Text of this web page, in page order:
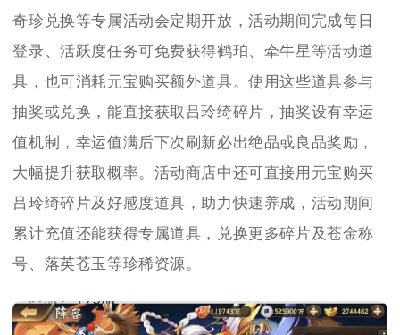
奇珍兑换等专属活动会定期开放，活动期间完成每日
登录、活跃度任务可免费获得鹤珀、牵牛星等活动道
具，也可消耗元宝购买额外道具。使用这些道具参与
抽奖或兑换，能直接获取吕玲绮碎片，抽奖设有幸运
值机制，幸运值满后下次刷新必出绝品或良品奖励，
大幅提升获取概率。活动商店中还可直接用元宝购买
吕玲绮碎片及好感度道具，助力快速养成，活动期间
累计充值还能获得专属道具，兑换更多碎片及苍金称
号、落英苍玉等珍稀资源。